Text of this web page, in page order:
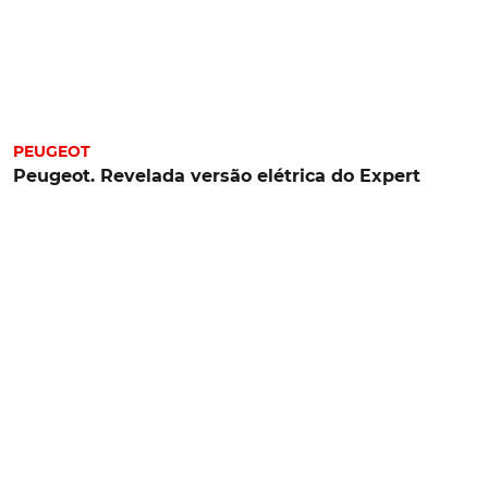
PEUGEOT
Peugeot. Revelada versão elétrica do Expert